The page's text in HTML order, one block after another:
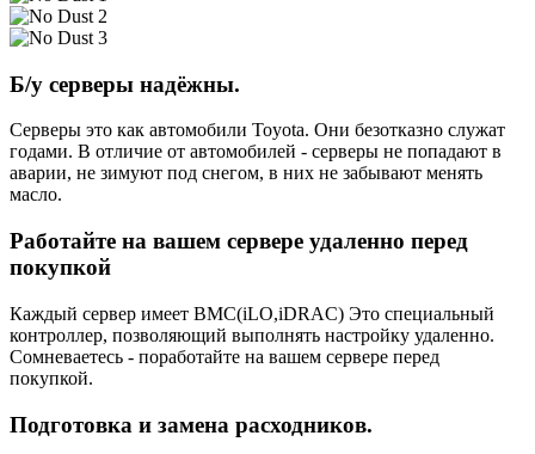
Б/у серверы надёжны.
Серверы это как автомобили Toyota. Они безотказно служат
годами. В отличие от автомобилей - серверы не попадают в
аварии, не зимуют под снегом, в них не забывают менять
масло.
Работайте на вашем сервере удаленно перед
покупкой
Каждый сервер имеет BMC(iLO,iDRAC) Это специальный
контроллер, позволяющий выполнять настройку удаленно.
Сомневаетесь - поработайте на вашем сервере перед
покупкой.
Подготовка и замена расходников.